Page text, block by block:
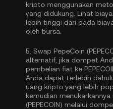
kripto menggunakan
yang didukung. Lihat
lebih tinggi dari pada
oleh bursa.
5. Swap PepeCoin
alternatif, jika dompet
pembelian fiat ke
Anda dapat terlebih
uang kripto yang lebih
kemudian menukarkannya
(PEPECOIN) melalui